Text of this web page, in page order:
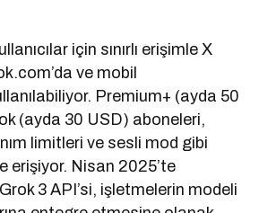
için sınırlı erişimle X
ve mobil
Premium+ (ayda 50
(ayda 30 USD) aboneleri,
limitleri ve sesli mod gibi
erişiyor. Nisan 2025’te
3 API’si, işletmelerin modeli